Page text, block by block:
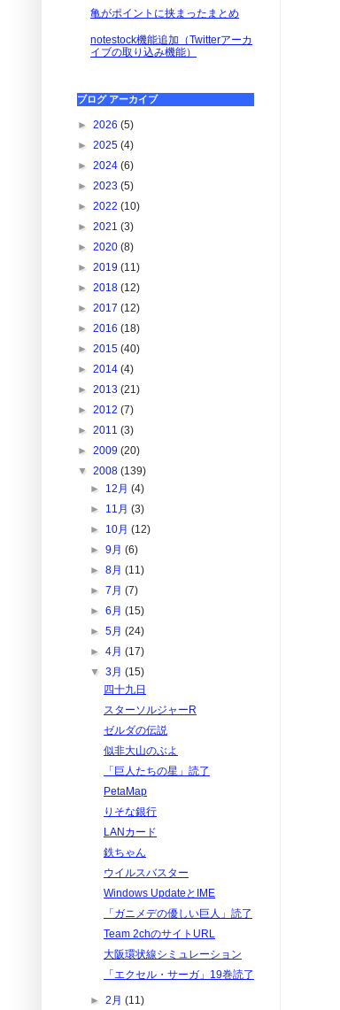
亀がポイントに挟まったまとめ
notestock機能追加（Twitterアーカ
イブの取り込み機能）
ブログ アーカイブ
► 2026 (5)
► 2025 (4)
► 2024 (6)
► 2023 (5)
► 2022 (10)
► 2021 (3)
► 2020 (8)
► 2019 (11)
► 2018 (12)
► 2017 (12)
► 2016 (18)
► 2015 (40)
► 2014 (4)
► 2013 (21)
► 2012 (7)
► 2011 (3)
► 2009 (20)
▼ 2008 (139)
► 12月(4)
► 11月(3)
► 10月(12)
►9月(6)
►8月(11)
►7月(7)
►6月(15)
►5月(24)
►4月(17)
▼3月(15)
四十九日
スターソルジャーR
ゼルダの伝説
似非大山のぶよ
「巨人たちの星」読了
PetaMap
りそな銀行
LANカード
鉄ちゃん
ウイルスバスター
Windows UpdateとIME
「ガニメデの優しい巨人」読了
Team 2chのサイトURL
大阪環状線シミュレーション
「エクセル・サーガ」19巻読了
►2月(11)